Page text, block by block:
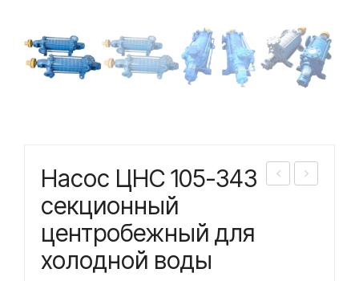
Насос ЦНС 105-343
секционный
центробежный для
холодной воды